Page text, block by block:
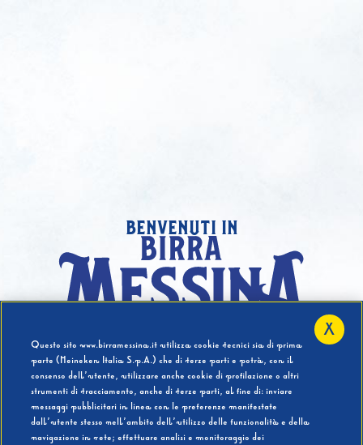
benvenuti in
Hai compiuto 18 Anni?
SI NO
Questo sito www.birramessina.it utilizza cookie tecnici sia di prima
parte (Heineken Italia S.p.A.) che di terze parti e potrà, con il
consenso dell’utente, utilizzare anche cookie di profilazione o altri
strumenti di tracciamento, anche di terze parti, al fine di: inviare
messaggi pubblicitari in linea con le preferenze manifestate
dall’utente stesso nell’ambito dell’utilizzo delle funzionalità e della
navigazione in rete; effettuare analisi e monitoraggio dei
X